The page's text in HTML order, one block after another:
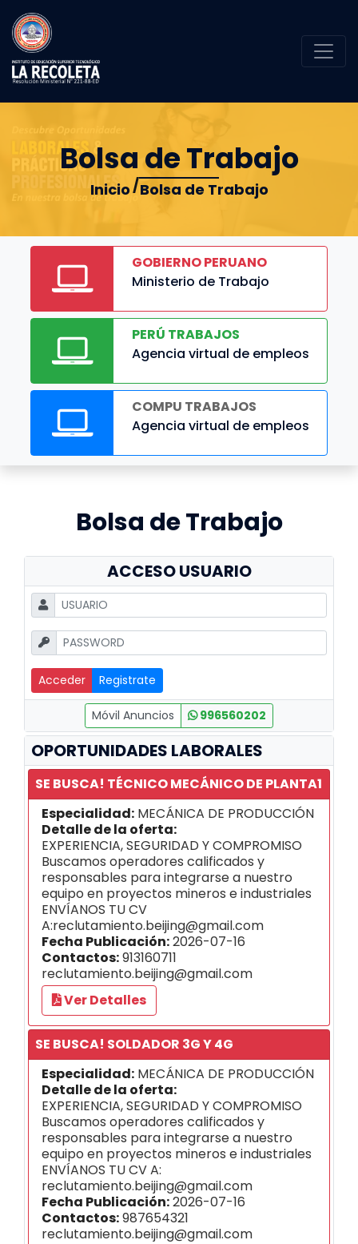
Bolsa de Trabajo
Inicio Bolsa de Trabajo
GOBIERNO PERUANO
Ministerio de Trabajo
PERÚ TRABAJOS
Agencia virtual de empleos
COMPU TRABAJOS
Agencia virtual de empleos
Bolsa de Trabajo
ACCESO USUARIO
Registrate
Móvil Anuncios 996560202
OPORTUNIDADES LABORALES
SE BUSCA! TÉCNICO MECÁNICO DE PLANTA1
Especialidad: MECÁNICA DE PRODUCCIÓN
Detalle de la oferta:
EXPERIENCIA, SEGURIDAD Y COMPROMISO
Buscamos operadores calificados y
responsables para integrarse a nuestro
equipo en proyectos mineros e industriales
ENVÍANOS TU CV
A:reclutamiento.beijing@gmail.com
Fecha Publicación:2026-07-16
Contactos:913160711
reclutamiento.beijing@gmail.com
Ver Detalles
SE BUSCA! SOLDADOR 3G Y 4G
Especialidad: MECÁNICA DE PRODUCCIÓN
Detalle de la oferta:
EXPERIENCIA, SEGURIDAD Y COMPROMISO
Buscamos operadores calificados y
responsables para integrarse a nuestro
equipo en proyectos mineros e industriales
ENVÍANOS TU CV A:
reclutamiento.beijing@gmail.com
Fecha Publicación:2026-07-16
Contactos:987654321
reclutamiento.beijing@gmail.com